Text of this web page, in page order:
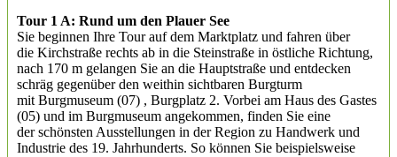
Tour 1 A: Rund um den Plauer See
Sie beginnen Ihre Tour auf dem Marktplatz und fahren über
die Kirchstraße rechts ab in die Steinstraße in östliche Richtung,
nach 170 m gelangen Sie an die Hauptstraße und entdecken
schräg gegenüber den weithin sichtbaren Burgturm
mit Burgmuseum (07) , Burgplatz 2. Vorbei am Haus des Gastes
(05) und im Burgmuseum angekommen, finden Sie eine
der schönsten Ausstellungen in der Region zu Handwerk und
Industrie des 19. Jahrhunderts. So können Sie beispielsweise